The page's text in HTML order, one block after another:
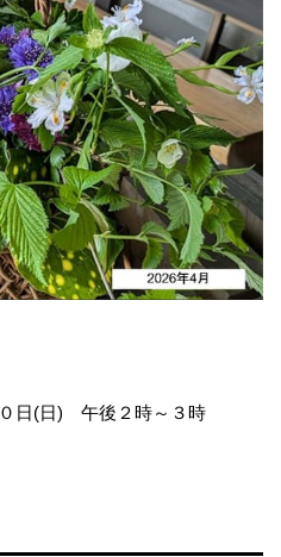
日(日) 午後２時～３時